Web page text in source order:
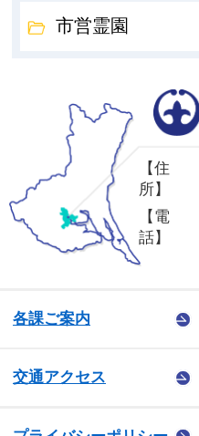
市営霊園
【住
所】
【電
話】
各課ご案内
交通アクセス